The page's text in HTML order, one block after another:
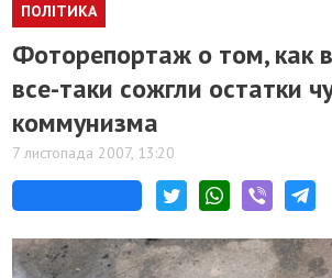
ПОЛІТИКА
Фоторепортаж о том, как
все-таки сожгли остатки
коммунизма
7 листопада 2007, 13:20